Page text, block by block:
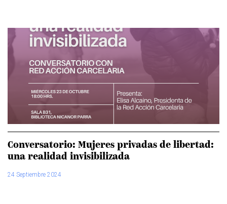
Conversatorio: Mujeres privadas de libertad:
una realidad invisibilizada
24 Septiembre 2024